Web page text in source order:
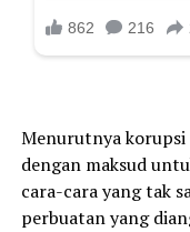
Menurutnya
dengan maksud
cara-cara yang tak
perbuatan yang